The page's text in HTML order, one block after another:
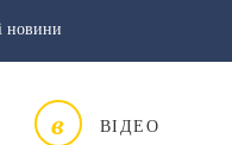
новини
в ВІДЕО